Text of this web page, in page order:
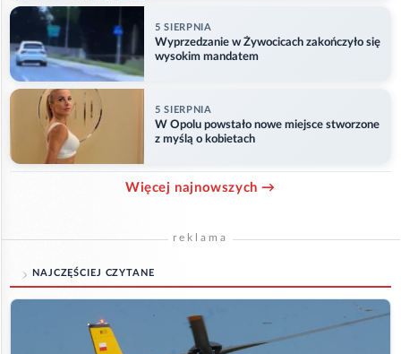
5 SIERPNIA
Wyprzedzanie w Żywocicach zakończyło się
wysokim mandatem
5 SIERPNIA
W Opolu powstało nowe miejsce stworzone
z myślą o kobietach
Więcej najnowszych →
reklama
NAJCZĘŚCIEJ CZYTANE